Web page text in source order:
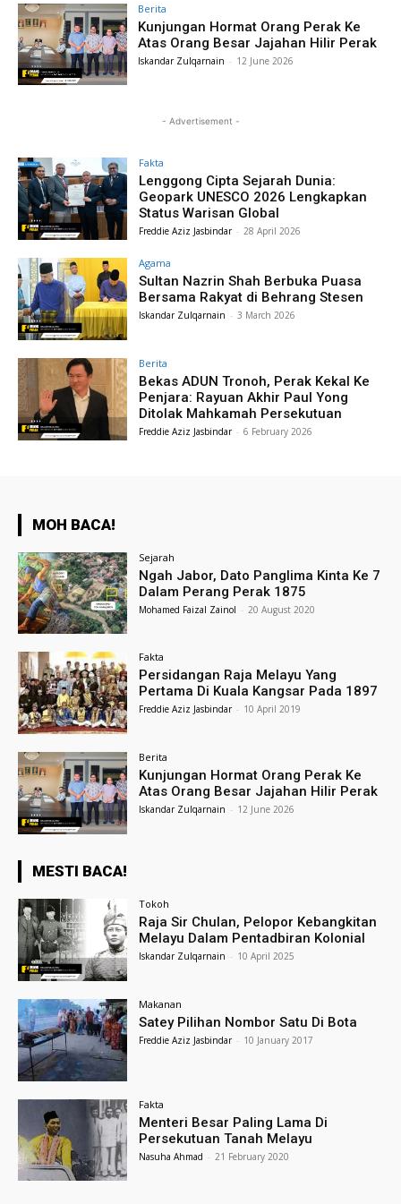
Berita
Kunjungan Hormat Orang Perak Ke
Atas Orang Besar Jajahan Hilir Perak
Iskandar Zulqarnain - 12 June 2026
- Advertisement -
Fakta
Lenggong Cipta Sejarah Dunia:
Geopark UNESCO 2026 Lengkapkan
Status Warisan Global
Freddie Aziz Jasbindar - 28 April 2026
Agama
Sultan Nazrin Shah Berbuka Puasa
Bersama Rakyat di Behrang Stesen
Iskandar Zulqarnain - 3 March 2026
Berita
Bekas ADUN Tronoh, Perak Kekal Ke
Penjara: Rayuan Akhir Paul Yong
Ditolak Mahkamah Persekutuan
Freddie Aziz Jasbindar - 6 February 2026
MOH BACA!
Sejarah
Ngah Jabor, Dato Panglima Kinta Ke 7
Dalam Perang Perak 1875
Mohamed Faizal Zainol - 20 August 2020
Fakta
Persidangan Raja Melayu Yang
Pertama Di Kuala Kangsar Pada 1897
Freddie Aziz Jasbindar - 10 April 2019
Berita
Kunjungan Hormat Orang Perak Ke
Atas Orang Besar Jajahan Hilir Perak
Iskandar Zulqarnain - 12 June 2026
MESTI BACA!
Tokoh
Raja Sir Chulan, Pelopor Kebangkitan
Melayu Dalam Pentadbiran Kolonial
Iskandar Zulqarnain - 10 April 2025
Makanan
Satey Pilihan Nombor Satu Di Bota
Freddie Aziz Jasbindar - 10 January 2017
Fakta
Menteri Besar Paling Lama Di
Persekutuan Tanah Melayu
Nasuha Ahmad - 21 February 2020